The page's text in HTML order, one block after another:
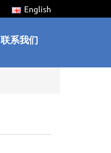
English
联系我们